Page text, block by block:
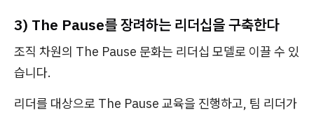
3) The Pause를 장려하는 리더십을 구축한다
조직 차원의 The Pause 문화는 리더십 모델로 이끌 수 있
습니다.
리더를 대상으로 The Pause 교육을 진행하고, 팀 리더가